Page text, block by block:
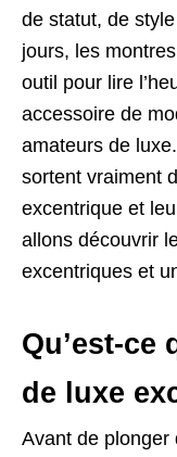
de statut, de
jours, les
outil pour lire
accessoire de
amateurs de
sortent vraiment
excentrique et
allons découvrir
excentriques et
Qu’est-ce
de luxe
Avant de plonger